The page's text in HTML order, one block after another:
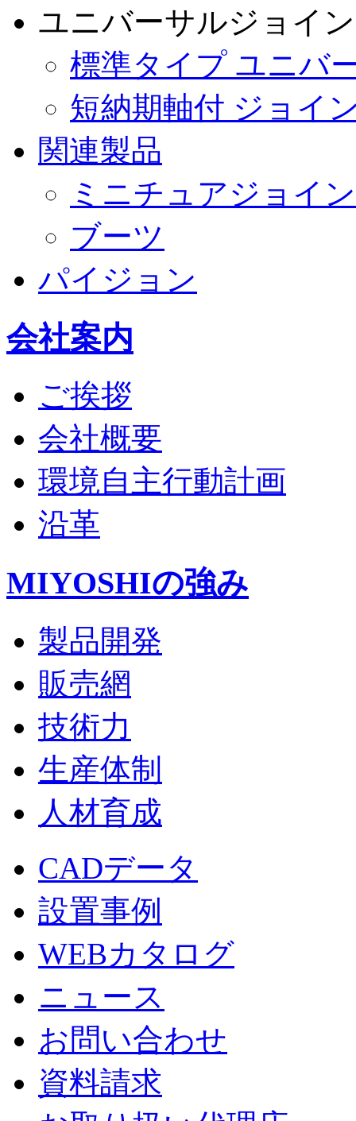
ユニバーサルジョイ
標準タイプ ユニバ
短納期軸付 ジョイ
関連製品
ミニチュアジョイ
ブーツ
パイジョン
会社案内
ご挨拶
会社概要
環境自主行動計画
沿革
MIYOSHIの強み
製品開発
販売網
技術力
生産体制
人材育成
CADデータ
設置事例
WEBカタログ
ニュース
お問い合わせ
資料請求